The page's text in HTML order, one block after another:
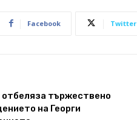
Facebook Twitter
тържествено
на Георги